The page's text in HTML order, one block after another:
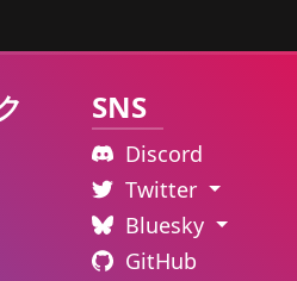
SNS
Discord
Twitter
Bluesky
GitHub